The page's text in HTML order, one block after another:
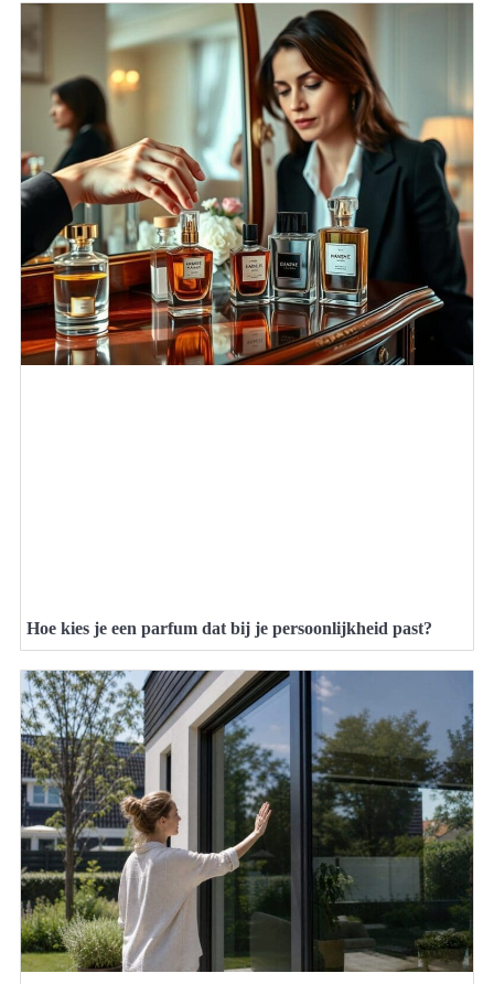
Hoe kies je een parfum dat bij je persoonlijkheid past?